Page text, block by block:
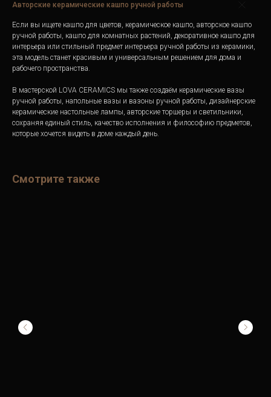
Авторские керамические кашпо ручной работы
Если вы ищете кашпо для цветов, керамическое кашпо, авторское кашпо
ручной работы, кашпо для комнатных растений, декоративное кашпо для
интерьера или стильный предмет интерьера ручной работы из керамики,
эта модель станет красивым и универсальным решением для дома и
рабочего пространства.
В мастерской LOVA CERAMICS мы также создаём керамические вазы
ручной работы, напольные вазы и вазоны ручной работы, дизайнерские
керамические настольные лампы, авторские торшеры и светильники,
сохраняя единый стиль, качество исполнения и философию предметов,
которые хочется видеть в доме каждый день.
Смотрите также